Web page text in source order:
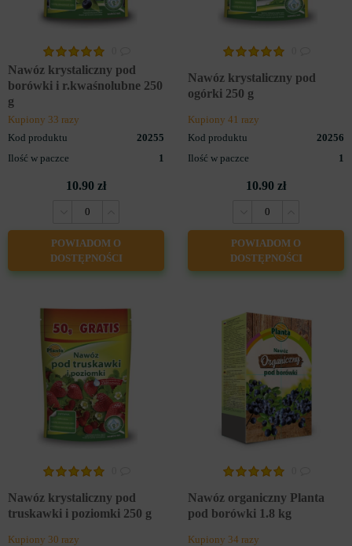
Nawóz krystaliczny pod
borówki i r.kwaśnolubne 250
g
Kupiony 33 razy
Kod produktu
20255
Ilość w paczce
1
10.90 zł
POWIADOM O
DOSTĘPNOŚCI
Nawóz krystaliczny pod
ogórki 250 g
Kupiony 41 razy
Kod produktu
20256
Ilość w paczce
1
10.90 zł
POWIADOM O
DOSTĘPNOŚCI
Nawóz krystaliczny pod
truskawki i poziomki 250 g
Kupiony 30 razy
Nawóz organiczny Planta
pod borówki 1.8 kg
Kupiony 34 razy